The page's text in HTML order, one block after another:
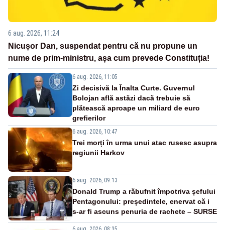
6 aug. 2026, 11:24
Nicușor Dan, suspendat pentru că nu propune un
nume de prim-ministru, așa cum prevede Constituția!
6 aug. 2026, 11:05
Zi decisivă la Înalta Curte. Guvernul
Bolojan află astăzi dacă trebuie să
plătească aproape un miliard de euro
grefierilor
6 aug. 2026, 10:47
Trei morți în urma unui atac rusesc asupra
regiunii Harkov
6 aug. 2026, 09:13
Donald Trump a răbufnit împotriva șefului
Pentagonului: președintele, enervat că i
s-ar fi ascuns penuria de rachete – SURSE